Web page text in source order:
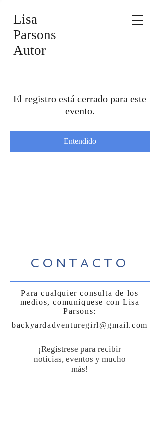
Lisa
Parsons
Autor
El registro está cerrado para este
evento.
Entendido
CONTACTO
Para cualquier consulta de los
medios, comuníquese con Lisa
Parsons:
backyardadventuregirl@gmail.com
¡Regístrese para recibir
noticias, eventos y mucho
más!